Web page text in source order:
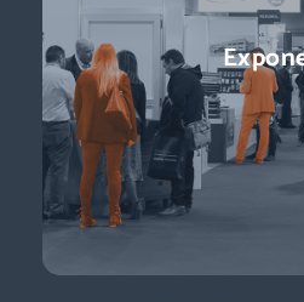
¡Ponentes líderes,
actualidad y perspectivas
están a la vuelta de
Descubre